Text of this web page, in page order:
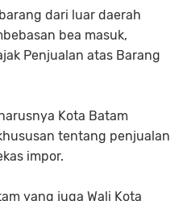
dari luar daerah
bea masuk,
Penjualan atas Barang
Kota Batam
tentang penjualan
impor.
yang juga Wali Kota